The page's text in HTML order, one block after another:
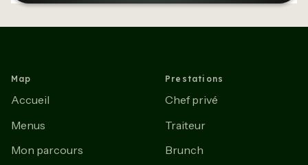
Map
Accueil
Menus
Mon parcours
Prestations
Chef privé
Traiteur
Brunch